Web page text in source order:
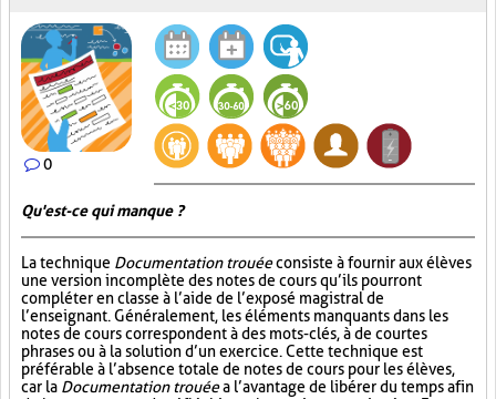
0
Qu'est-ce qui manque ?
La technique Documentation trouéeconsiste à fournir aux élèves
une version incomplète des notes de cours qu’ils pourront
compléter en classe à l’aide de l’exposé magistral de
l’enseignant. Généralement, les éléments manquants dans les
notes de cours correspondent à des mots-clés, à de courtes
phrases ou à la solution d’un exercice. Cette technique est
préférable à l’absence totale de notes de cours pour les élèves,
car la Documentation trouéea l’avantage de libérer du temps afin